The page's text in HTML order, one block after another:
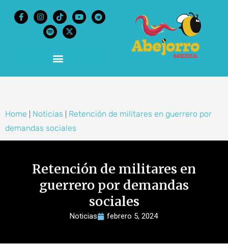
Home Noticias
Retención de militares en guerrero por
demandas sociales
Retención de militares en
guerrero por demandas
sociales
Noticias febrero 5, 2024